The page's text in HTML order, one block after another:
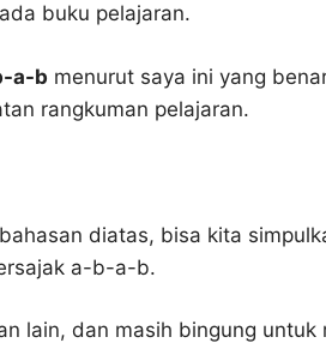
buku pelajaran.
a-b menurut saya ini yang
rangkuman pelajaran.
diatas, bisa kita
a-b-a-b.
lain, dan masih bingung untuk